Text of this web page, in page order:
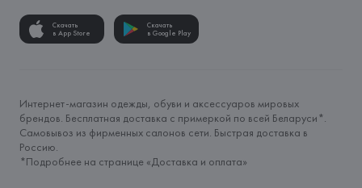
Скачать
в App Store
Скачать
в Google Play
Интернет-магазин одежды, обуви и аксессуаров мировых
брендов. Бесплатная доставка с примеркой по всей Беларуси*.
Самовывоз из фирменных салонов сети. Быстрая доставка в
Россию.
*Подробнее на странице «Доставка и оплата»